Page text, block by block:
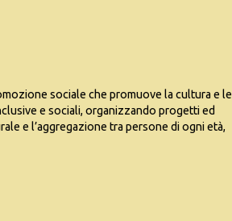
sociale che promuove la cultura e le
e sociali, organizzando progetti ed
e l’aggregazione tra persone di ogni età,